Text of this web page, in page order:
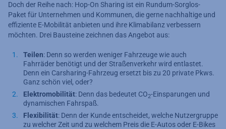
Doch der Reihe nach: Hop-On Sharing ist ein Rundum-Sorglos-
Paket für Unternehmen und Kommunen, die gerne nachhaltige und
effiziente E-Mobilität anbieten und ihre Klimabilanz verbessern
möchten. Drei Bausteine zeichnen das Angebot aus:
Teilen: Denn so werden weniger Fahrzeuge wie auch
Fahrräder benötigt und der Straßenverkehr wird entlastet.
Denn ein Carsharing-Fahrzeug ersetzt bis zu 20 private Pkws.
Ganz schön viel, oder?
Elektromobilität: Denn das bedeutet CO2-Einsparungen und
dynamischen Fahrspaß.
Flexibilität: Denn der Kunde entscheidet, welche Nutzergruppe
zu welcher Zeit und zu welchem Preis die E-Autos oder E-Bikes